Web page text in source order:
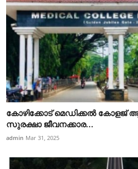
കോഴിക്കോട് മെഡിക്കൽ കോളജ്
സുരക്ഷാ ജീവനക്കാര...
admin Mar 31, 2025